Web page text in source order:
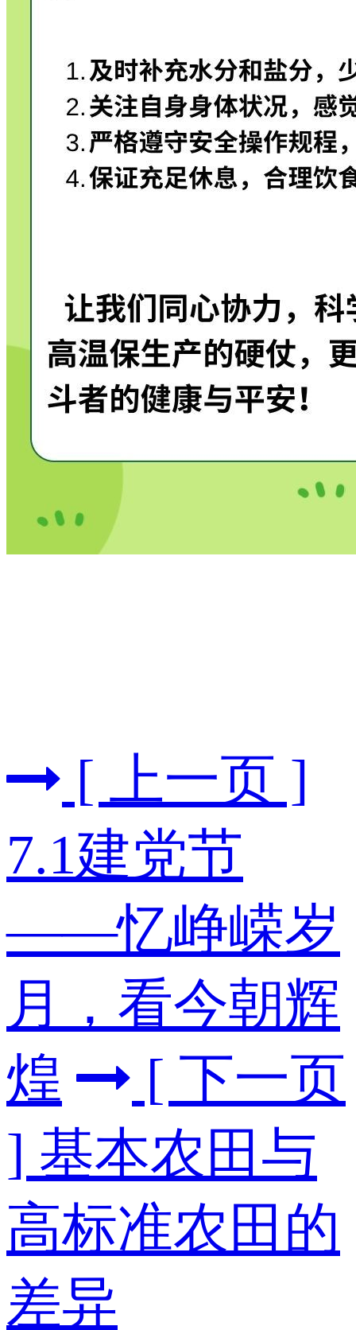
[ 上一页 ]
7.1建党节
——忆峥嵘岁
月，看今朝辉
煌
[ 下一页
] 基本农田与
高标准农田的
差异